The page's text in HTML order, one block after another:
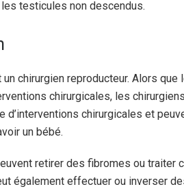
testicules non descendus.
chirurgien reproducteur. Alors que
chirurgicales, les
chirurgicales et
un bébé.
retirer des fibromes ou traiter
également effectuer ou inverser